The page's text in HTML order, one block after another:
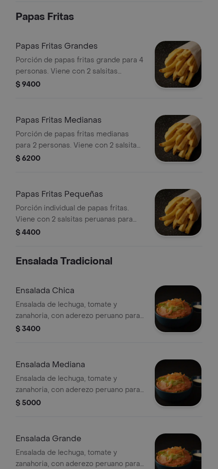
Papas Fritas
Papas Fritas Grandes
Porción de papas fritas grande para 4
personas. Viene con 2 salsitas
peruanas para acompañar las papitas.
$ 9400
Papas Fritas Medianas
Porción de papas fritas medianas
para 2 personas. Viene con 2 salsitas
peruanas para acompañar las papitas.
$ 6200
Papas Fritas Pequeñas
Porción individual de papas fritas.
Viene con 2 salsitas peruanas para
acompañar las papitas.
$ 4400
Ensalada Tradicional
Ensalada Chica
Ensalada de lechuga, tomate y
zanahoria, con aderezo peruano para
aliñarla.
$ 3400
Ensalada Mediana
Ensalada de lechuga, tomate y
zanahoria, con aderezo peruano para
aliñarla.
$ 5000
Ensalada Grande
Ensalada de lechuga, tomate y
zanahoria, con aderezo peruano para